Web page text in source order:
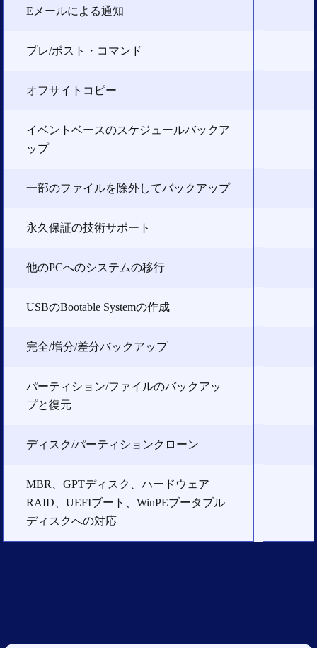
Eメールによる通知
プレ/ポスト・コマンド
オフサイトコピー
イベントベースのスケジュールバックア
ップ
一部のファイルを除外してバックアップ
永久保証の技術サポート
他のPCへのシステムの移行
USBのBootable Systemの作成
完全/増分/差分バックアップ
パーティション/ファイルのバックアッ
プと復元
ディスク/パーティションクローン
MBR、GPTディスク、ハードウェア
RAID、UEFIブート、WinPEブータブル
ディスクへの対応